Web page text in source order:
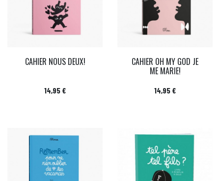
CAHIER NOUS DEUX!
Prix
14,95 €
CAHIER OH MY GOD JE
ME MARIE!
Prix
14,95 €